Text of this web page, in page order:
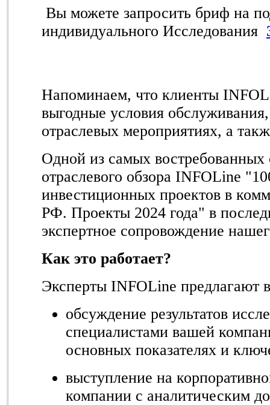
Вы можете запросить бриф на
индивидуального Исследования
Напоминаем, что клиенты
выгодные условия
отраслевых мероприятиях, а
Одной из самых
отраслевого обзора INFOLine
инвестиционных проектов в
РФ. Проекты 2024 года" в
экспертное сопровождение
Как это работает?
Эксперты INFOLine предлагают
обсуждение результатов
специалистами вашей
основных показателях и
выступление на
компании с аналитическим